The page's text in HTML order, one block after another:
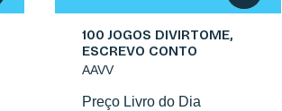
100 JOGOS DIVIRTOME,
ESCREVO CONTO
AAVV
Preço Livro do Dia